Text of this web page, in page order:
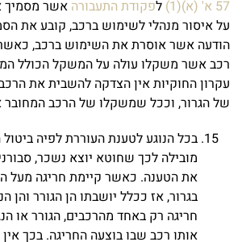
57 א' (א)(1)
לפקודת התעבורה אשר מסמיך
על איסור מנהלי לשימוש ברכב, קובע את
הודעה אשר אוסרת את השימוש ברכב, כאשר
רכב אשר משקלו עולה על המשקל הכולל
עקרון החוקיות אין הצדקה להשבית את הרכב
של הגרור, וככל שמשקלו של הרכב המחובר
בכל הנוגע לטענת העוררת לפיה
מובילה לכך שחוטא יוצא נשכר,
את הטענה. כאשר קיימת חריגה מעל
בגרור, אז ככלל יושבתו הן הגורר והן
חריגה רק באחד מהרכבים, הגורר או
אותו רכב שבו בוצעה החריגה. בכך